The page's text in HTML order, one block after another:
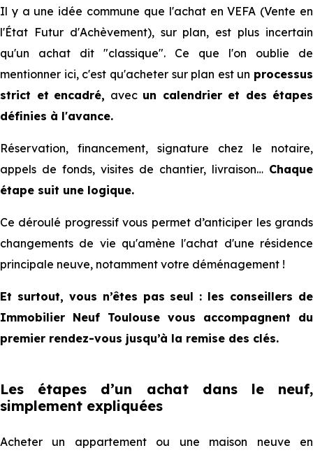
Il y a une idée commune que l'achat en VEFA (Vente en
l'État Futur d'Achèvement), sur plan, est plus incertain
qu'un achat dit "classique". Ce que l'on oublie de
mentionner ici, c'est qu'acheter sur plan est un processus
strict et encadré, avec un calendrier et des étapes
définies à l'avance.
Réservation, financement, signature chez le notaire,
appels de fonds, visites de chantier, livraison… Chaque
étape suit une logique.
Ce déroulé progressif vous permet d’anticiper les grands
changements de vie qu'amène l'achat d'une résidence
principale neuve, notamment votre déménagement !
Et surtout, vous n’êtes pas seul : les conseillers de
Immobilier Neuf Toulouse vous accompagnent du
premier rendez-vous jusqu’à la remise des clés.
Les étapes d’un achat dans le neuf,
simplement expliquées
Acheter un appartement ou une maison neuve en